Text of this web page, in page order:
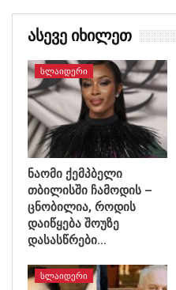
Ასევე Იხილეთ
ᲡᲚᲐᲘᲓᲔᲠᲘ
ნაომი ქემპბელი
თბილისში ჩამოდის –
ცნობილია, როდის
დაიწყება შოუზე
დასასწრები…
ᲡᲚᲐᲘᲓᲔᲠᲘ